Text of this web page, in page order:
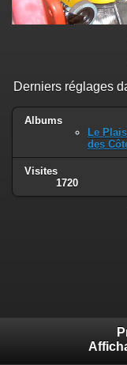
Derniers réglages
Albums
Le
des
Visites
1720